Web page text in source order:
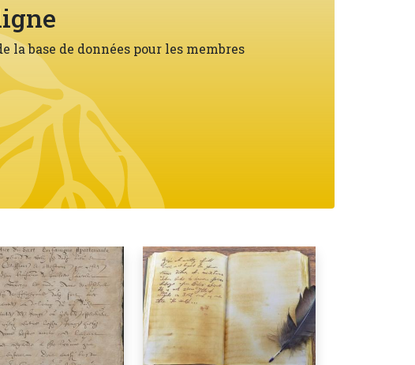
pour les membres